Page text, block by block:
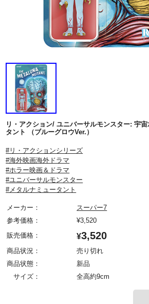
リ・アクション/ ユニバーサルモンスター: 宇
タント （ブルーグロウVer.）
#リ・アクションシリーズ
#海外映画海外ドラマ
#ホラー映画＆ドラマ
#ユニバーサルモンスター
#メタルナミュータント
メーカー：
スーパー7
参考価格：
¥3,520
販売価格：
¥3,520
商品状況：
売り切れ
商品状態：
新品
サイズ：
全高約9cm